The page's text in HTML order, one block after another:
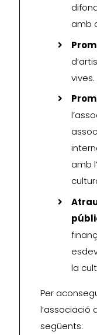
amb
vives.
amb
la
Per
l’associació
següents: